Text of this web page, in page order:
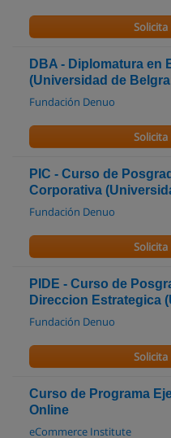
DBA - Diplomatura en
(Universidad de
Fundación Denuo
PIC - Curso de
Corporativa
Fundación Denuo
PIDE - Curso de
Direccion Estrategica
Fundación Denuo
Curso de Programa
Online
eCommerce Institute